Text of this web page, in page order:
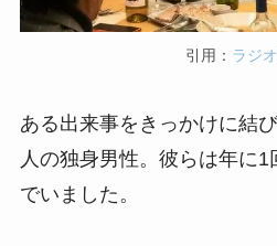
引用： ラジ
ある出来事をきっかけに結
人の独身男性。彼らは年に
でいました。